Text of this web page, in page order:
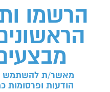
הרשמו
מאשר/ת להשתמש
הודעות ופרסומות